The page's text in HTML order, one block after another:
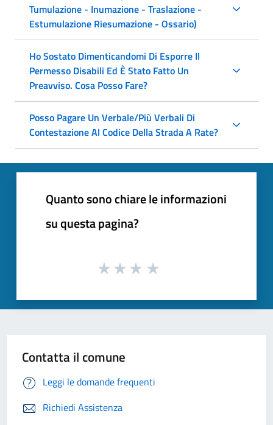
Tumulazione - Inumazione - Traslazione -
Estumulazione Riesumazione - Ossario)
Ho Sostato Dimenticandomi Di Esporre Il
Permesso Disabili Ed È Stato Fatto Un
Preavviso. Cosa Posso Fare?
Posso Pagare Un Verbale/Più Verbali Di
Contestazione Al Codice Della Strada A Rate?
Quanto sono chiare le informazioni
su questa pagina?
Contatta il comune
Leggi le domande frequenti
Richiedi Assistenza